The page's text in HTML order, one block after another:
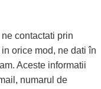
contactati prin
orice mod, ne dati în
Aceste informatii
numarul de